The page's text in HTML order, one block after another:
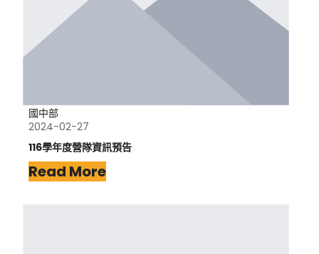
國中部
2024-02-27
116學年度營隊資訊預告
Read More